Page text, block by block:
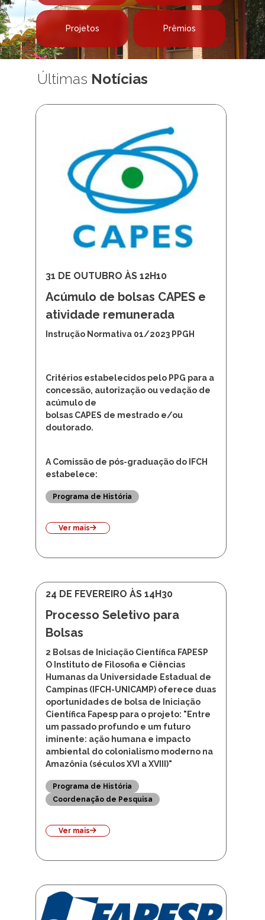
Projetos Prêmios
ÚltimasNotícias
Acúmulo de bolsas CAPES e
Critérios estabelecidos pelo PPG para a
concessão, autorização ou vedação de
acúmulo de
doutorado.
A Comissão de pós-graduação do IFCH
estabelece:
Programa de História
Ver mais
24 DE FEVEREIRO ÀS 14H30
Processo Seletivo para
Bolsas
2 Bolsas de Iniciação Científica FAPESP
O Instituto de Filosofia e Ciências
Humanas da Universidade Estadual de
Campinas (IFCH-UNICAMP) oferece duas
oportunidades de bolsa de Iniciação
Científica Fapesp para o projeto: "Entre
um passado profundo e um futuro
iminente: ação humana e impacto
ambiental do colonialismo moderno na
Amazônia (séculos XVI a XVIII)"
Coordenação de Pesquisa
Ver mais